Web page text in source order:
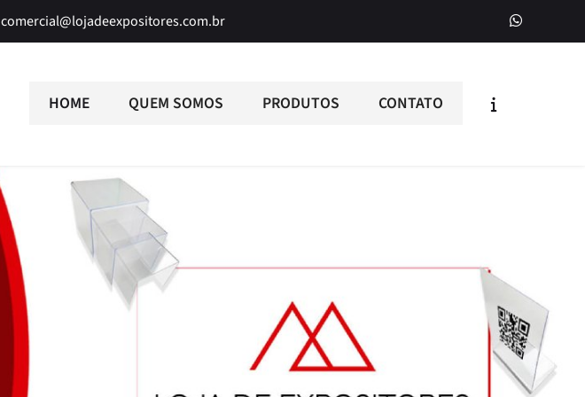
comercial@lojadeexpositores.com.br
HOME QUEM SOMOS PRODUTOS CONTATO